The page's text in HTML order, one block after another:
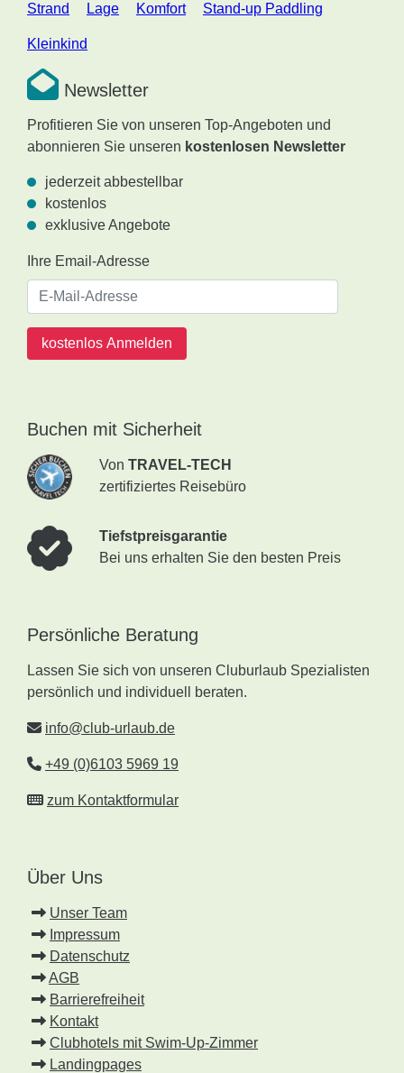
Strand Lage Komfort Stand-up Paddling
Kleinkind
Newsletter
Profitieren Sie von unseren Top-Angeboten und
abonnieren Sie unseren kostenlosen Newsletter
jederzeit abbestellbar
kostenlos
exklusive Angebote
Ihre Email-Adresse
kostenlos Anmelden
Buchen mit Sicherheit
Von TRAVEL-TECH
zertifiziertes Reisebüro
Tiefstpreisgarantie
Bei uns erhalten Sie den besten Preis
Persönliche Beratung
Lassen Sie sich von unseren Cluburlaub Spezialisten
persönlich und individuell beraten.
info@club-urlaub.de
+49 (0)6103 5969 19
zum Kontaktformular
Über Uns
Unser Team
Impressum
Datenschutz
AGB
Barrierefreiheit
Kontakt
Clubhotels mit Swim-Up-Zimmer
Landingpages